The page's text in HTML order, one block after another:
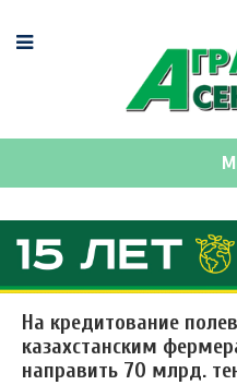
На кредитование
казахстанским
направить 70 млрд.